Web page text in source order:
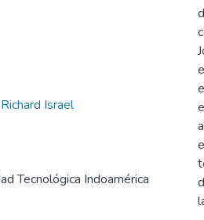
Israel
Tecnológica Indoamérica